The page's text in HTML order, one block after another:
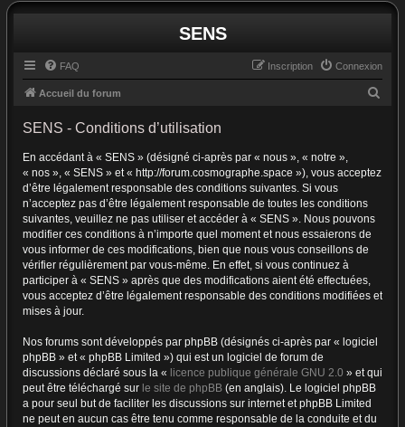
SENS
FAQ Connexion
Inscription
Accueil du forum
SENS - Conditions d’utilisation
En accédant à « SENS » (désigné ci-après par « nous », « notre »,
« nos », « SENS » et « http://forum.cosmographe.space »), vous acceptez
d’être légalement responsable des conditions suivantes. Si vous
n’acceptez pas d’être légalement responsable de toutes les conditions
suivantes, veuillez ne pas utiliser et accéder à « SENS ». Nous pouvons
modifier ces conditions à n’importe quel moment et nous essaierons de
vous informer de ces modifications, bien que nous vous conseillons de
vérifier régulièrement par vous-même. En effet, si vous continuez à
participer à « SENS » après que des modifications aient été effectuées,
vous acceptez d’être légalement responsable des conditions modifiées et
mises à jour.
Nos forums sont développés par phpBB (désignés ci-après par « logiciel
phpBB » et « phpBB Limited ») qui est un logiciel de forum de
discussions déclaré sous la « licence publique générale GNU 2.0 » et qui
peut être téléchargé sur le site de phpBB (en anglais). Le logiciel phpBB
a pour seul but de faciliter les discussions sur internet et phpBB Limited
ne peut en aucun cas être tenu comme responsable de la conduite et du